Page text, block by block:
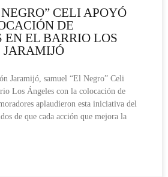
CELI APOYÓ
DE
EL BARRIO LOS
JARAMIJÓ
Jaramijó, samuel “El Negro” Celi
Los Ángeles con la colocación de
aplaudieron esta iniciativa del
de que cada acción que mejora la